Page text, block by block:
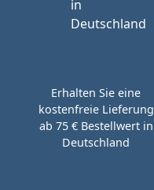
Erhalten Sie eine
kostenfreie Lieferung
ab 75 € Bestellwert in
Deutschland